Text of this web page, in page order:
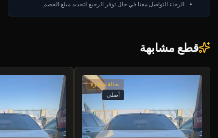
الرجاء التواصل معنا في حال توفر الرجيع لتحديد مبلغ الخصم.
قطع مشابهة
بحالة ممتازة
أصلي